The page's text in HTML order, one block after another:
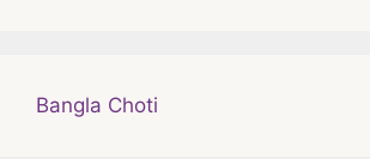
Bangla Choti